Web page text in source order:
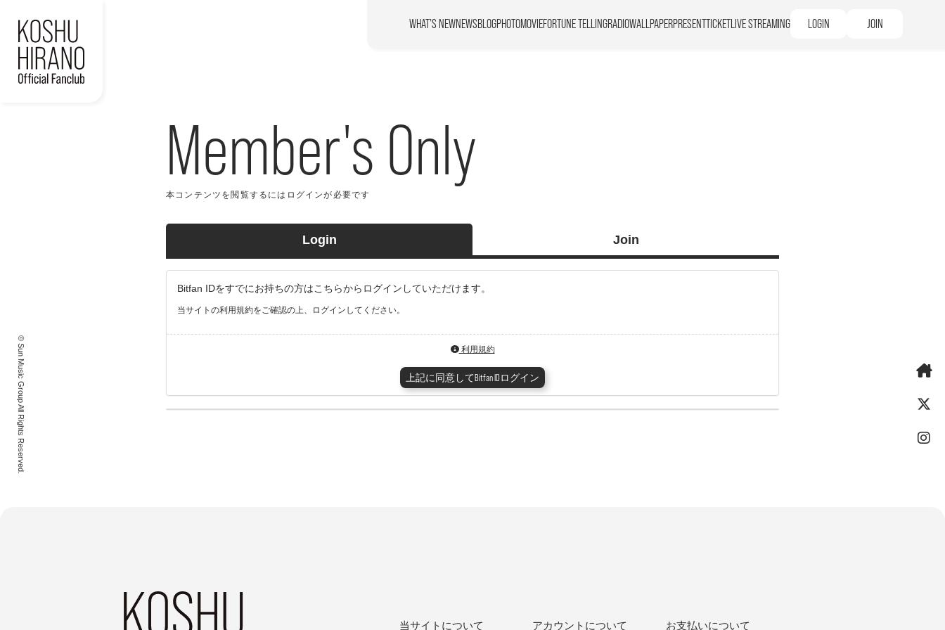
WHAT’S NEWNEWSBLOGPHOTOMOVIEFORTUNE TELLINGRADIOWALLPAPERPRESENTTICKETLIVE STREAMING LOGIN JOIN
© Sun Music Group All Rights Reserved.
Member's Only
本コンテンツを閲覧するにはログインが必要です
Login Join
Bitfan IDをすでにお持ちの方はこちらからログインしていただけます。
当サイトの利用規約をご確認の上、ログインしてください。
利用規約
上記に同意してBitfan IDログイン
当サイトについて アカウントについて お支払いについて